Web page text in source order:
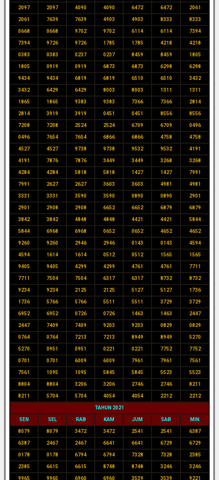
2097 2097 4090 4090 6472 6472 2061
2061 7639 7639 4903 4903 8333 8333
0668 0668 9702 9702 6114 6114 7394
7394 9726 9726 1785 1785 4218 4218
0383 0383 0237 0237 8459 8459 1805
1805 0919 0919 6873 6873 6298 6298
9434 9434 6819 6819 6510 6510 3432
3432 6429 6429 8003 8003 1311 1311
1865 1865 9383 9383 7366 7366 2814
2814 3919 3919 0451 0451 8556 8556
7208 7208 2524 2524 6709 6709 0496
0496 7654 7654 6866 6866 4758 4758
4527 4527 9738 9738 9532 9532 4191
4191 7876 7876 3449 3449 3268 3268
4284 4284 5818 5818 1427 1427 7991
7991 2627 2627 3603 3603 4981 4981
3331 3331 3590 3590 0890 0890 2901
2901 2908 2908 6652 6652 6879 6879
3842 3842 4848 4848 4421 4421 5844
5844 6968 6968 0652 0652 4652 4652
9260 9260 2946 2946 0143 0143 4594
4594 1614 1614 0512 0512 1565 1565
9405 9405 4299 4299 4761 4761 7711
7711 7504 7504 6317 6317 8732 8732
9234 9234 2125 2125 5127 5127 1736
1736 5766 5766 5511 5511 3729 3729
6952 6952 0726 0726 1463 1463 2447
2447 7409 7409 9203 9203 0829 0829
0764 0764 7213 7213 8949 8949 5270
5270 0951 0951 0221 0221 7752 7752
0701 0701 6009 6009 7961 7961 7561
7561 1095 1095 5845 5845 5523 5523
8804 8804 3206 3206 2746 2746 8211
8211 5704 5704 4054 4054 2212 2212
TAHUN 2021
SEN SEL RAB KAM JUM SAB MIN
8079 8079 3472 3472 2541 2541 6387
6387 2467 2467 6641 6641 6729 6729
0178 0178 6794 6794 7328 7328 2385
2385 6615 6615 8748 8748 3246 3246
9965 9965 6960 6960 3539 3539 9221